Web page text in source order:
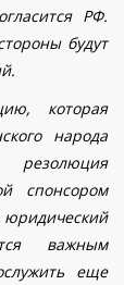
РФ.
будут
которая
народа
спонсором
юридический
важным
тьеще